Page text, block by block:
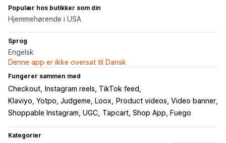
Populær hos butikker som din
Hjemmehørende i USA
Sprog
Engelsk
Denne app er ikke oversat til Dansk
Fungerer sammen med
Checkout
Instagram reels, TikTok feed
Klaviyo, Yotpo, Judgeme, Loox
Product videos, Video banner
Shoppable Instagram, UGC Tapcart, Shop App, Fuego
Kategorier